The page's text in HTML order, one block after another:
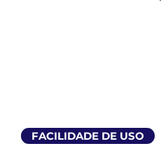
FACILIDADE DE USO